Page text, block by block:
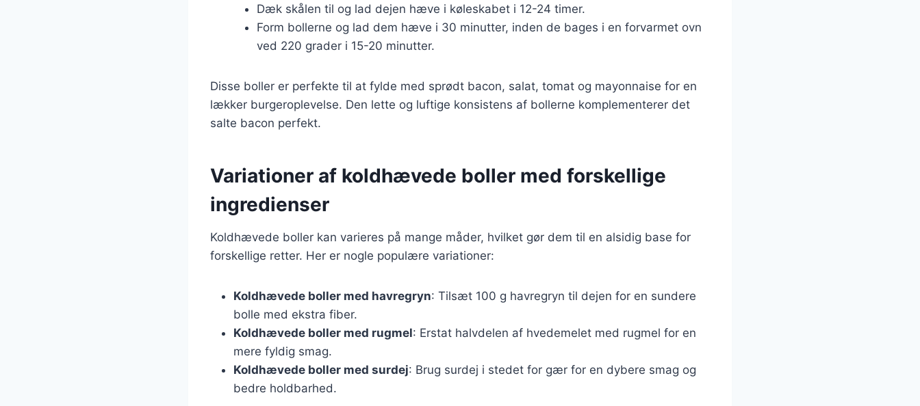
Dæk skålen til og lad dejen hæve i køleskabet i 12-24 timer.
Form bollerne og lad dem hæve i 30 minutter, inden de bages i en forvarmet ovn
ved 220 grader i 15-20 minutter.
Disse boller er perfekte til at fylde med sprødt bacon, salat, tomat og mayonnaise for en
lækker burgeroplevelse. Den lette og luftige konsistens af bollerne komplementerer det
salte bacon perfekt.
Variationer af koldhævede boller med forskellige
ingredienser
Koldhævede boller kan varieres på mange måder, hvilket gør dem til en alsidig base for
forskellige retter. Her er nogle populære variationer:
Koldhævede boller med havregryn: Tilsæt 100 g havregryn til dejen for en sundere
bolle med ekstra fiber.
Koldhævede boller med rugmel: Erstat halvdelen af hvedemelet med rugmel for en
mere fyldig smag.
Koldhævede boller med surdej: Brug surdej i stedet for gær for en dybere smag og
bedre holdbarhed.